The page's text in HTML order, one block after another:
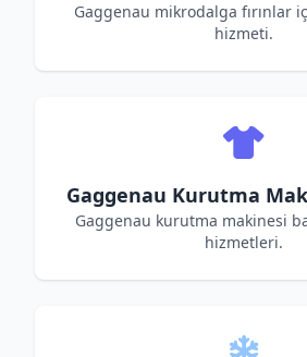
Gaggenau mikrodalga fırınlar
hizmeti.
Gaggenau Kurutma
Gaggenau kurutma makinesi
hizmetleri.